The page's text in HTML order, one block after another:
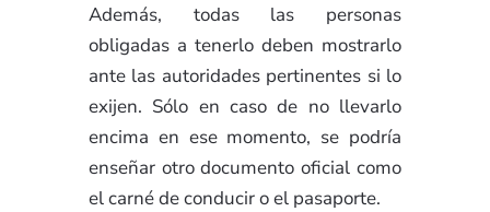
Además, todas las personas
obligadas a tenerlo deben mostrarlo
ante las autoridades pertinentes si lo
exijen. Sólo en caso de no llevarlo
encima en ese momento, se podría
enseñar otro documento oficial como
el carné de conducir o el pasaporte.